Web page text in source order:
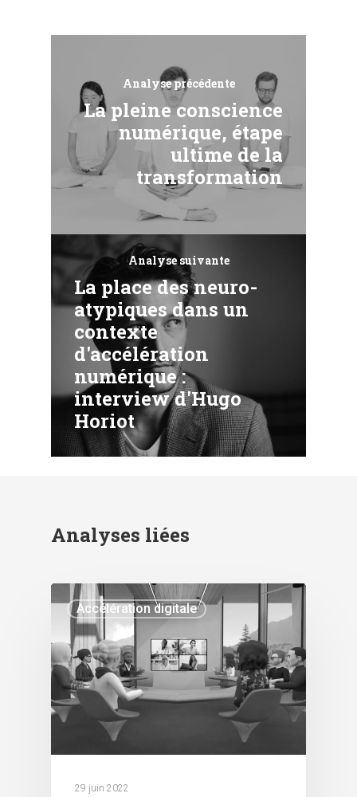
Analyse précédente
La pleine conscience
numérique, étape
ultime de la
transformation
Analyse suivante
La place des neuro-
atypiques dans un
contexte
d'accélération
numérique :
interview d'Hugo
Horiot
Analyses liées
Accélération digitale
29 juin 2022